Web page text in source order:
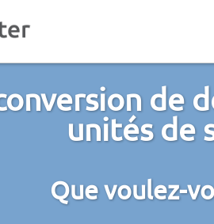
de
unités de
Que voulez-